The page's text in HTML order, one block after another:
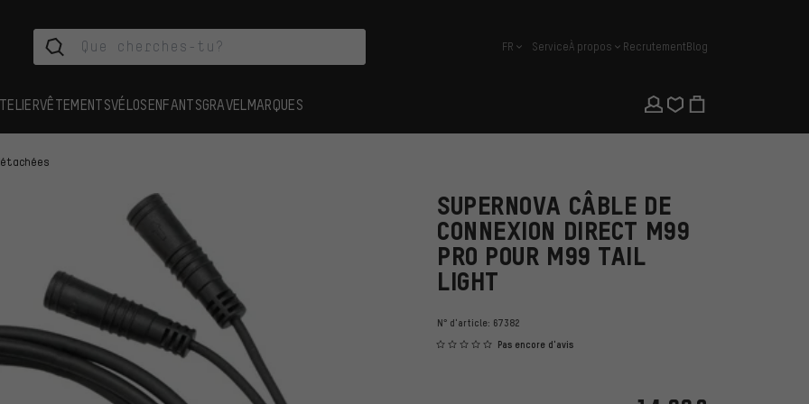
français
FR ServiceÀ propos RecrutementBlog
VÊTEMENTSVÉLOSENFANTSGRAVEL MARQUES
SUPERNOVA CÂBLE DE
CONNEXION DIRECT M99
PRO POUR M99 TAIL
LIGHT
N° d'article: 67382
Pas encore d'avis